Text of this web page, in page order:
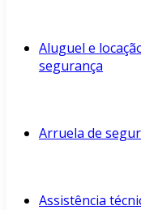
Aluguel e
segurança
Arruela de
Assistência